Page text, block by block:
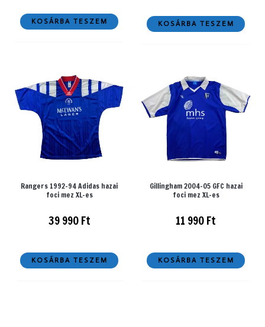
KOSÁRBA TESZEM KOSÁRBA TESZEM
Rangers 1992-94 Adidas hazai
foci mez XL-es
39 990Ft
KOSÁRBA TESZEM
Gillingham 2004-05 GFC hazai
foci mez XL-es
11 990Ft
KOSÁRBA TESZEM